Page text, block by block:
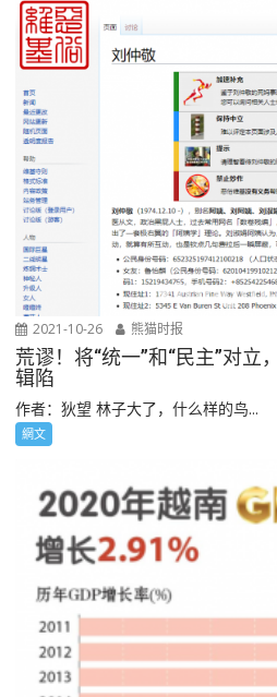
2021-10-26 熊猫时报
荒谬！将“统一”和“民主”对立
辑陷
作者：狄望 林子大了，什么样的鸟...
網文